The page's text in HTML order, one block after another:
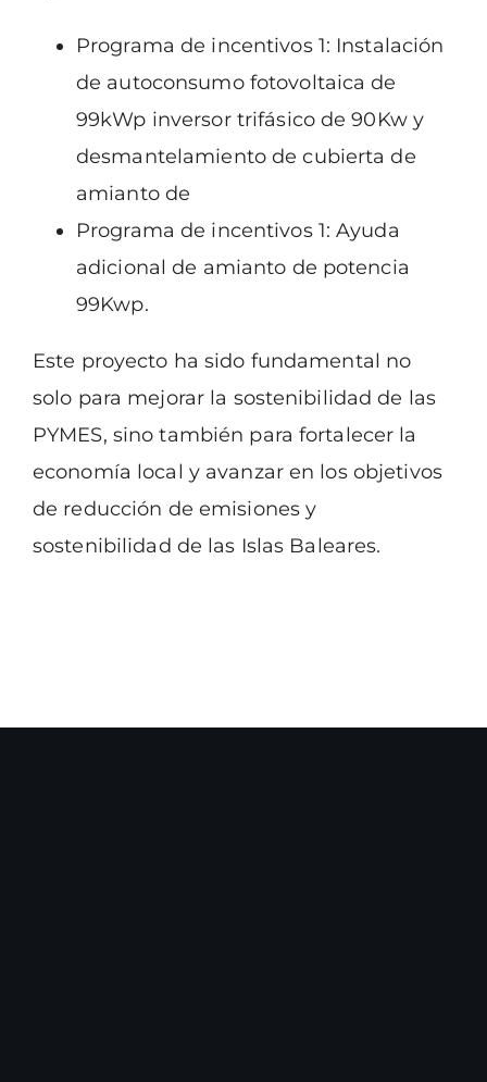
Programa de incentivos 1: Instalación
de autoconsumo fotovoltaica de
99kWp inversor trifásico de 90Kw y
desmantelamiento de cubierta de
amianto de
Programa de incentivos 1: Ayuda
adicional de amianto de potencia
99Kwp.
Este proyecto ha sido fundamental no
solo para mejorar la sostenibilidad de las
PYMES, sino también para fortalecer la
economía local y avanzar en los objetivos
de reducción de emisiones y
sostenibilidad de las Islas Baleares.